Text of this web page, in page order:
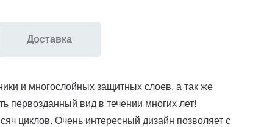
Доставка
и многослойных защитных слоев, а так же
первозданный вид в течении многих лет!
циклов. Очень интересный дизайн позволяет с